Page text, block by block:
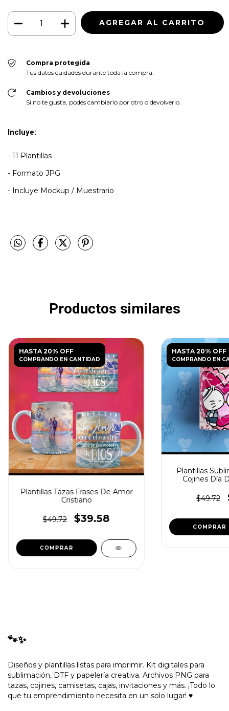
Compra protegida
Tus datos cuidados durante toda la compra.
Cambios y devoluciones
Si no te gusta, podés cambiarlo por otro o devolverlo.
Incluye:
- 11 Plantillas
- Formato JPG
- Incluye Mockup / Muestrario
Productos similares
HASTA 20% OFF
COMPRANDO EN CANTIDAD
Plantillas Tazas Frases De Amor
Cristiano
$49.72 $39.58
HASTA 20% OFF
COMPRANDO EN
Plantillas
Cojines Día
$49.72
🐾✨
Diseños y plantillas listas para imprimir. Kit digitales para
sublimación, DTF y papelería creativa. Archivos PNG para
tazas, cojines, camisetas, cajas, invitaciones y más. ¡Todo lo
que tu emprendimiento necesita en un solo lugar! ♥